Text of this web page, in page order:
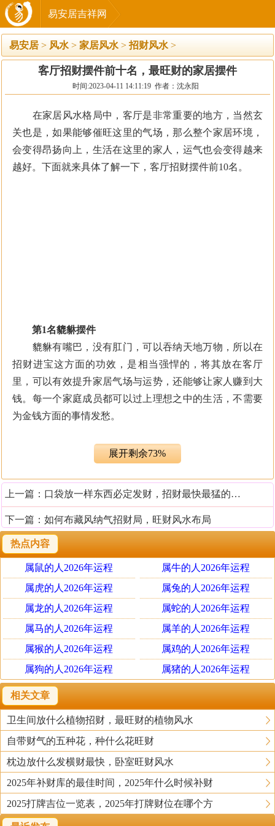
易安居吉祥网
易安居 > 风水 > 家居风水 >招财风水 >
客厅招财摆件前十名，最旺财的家居摆件
时间:2023-04-11 14:11:19 作者：沈永阳
在家居风水格局中，客厅是非常重要的地方，当然玄
关也是，如果能够催旺这里的气场，那么整个家居环境，
会变得昂扬向上，生活在这里的家人，运气也会变得越来
越好。下面就来具体了解一下，客厅招财摆件前10名。
第1名貔貅摆件
貔貅有嘴巴，没有肛门，可以吞纳天地万物，所以在
招财进宝这方面的功效，是相当强悍的，将其放在客厅
里，可以有效提升家居气场与运势，还能够让家人赚到大
钱。每一个家庭成员都可以过上理想之中的生活，不需要
为金钱方面的事情发愁。
第2名饕餮摆件
可能依然吃不饱，所以它能够招揽到源源不断的财气，还
可以让小家庭得到意料之外的钱财进账。举例来说，全家
人集体外出旅游的时候，可能会在路途之中捡到钱，或者
是遇到惊喜的赚钱机遇。
第3名金蟾摆件
在风水学中，一提到招财进宝的开运吉祥物，很多人
都会不约而同想到金蟾，所以在客厅中放置与其有关的摆
件，能够让全家人赚钱的能力变得愈发强悍。
第4名麒麟摆件
麒麟本身就是祥瑞之物，据说只要是看到它的人，都
可以一生富贵无忧，所以在客厅里放置麒麟摆件，自然能
够让家中的上班族，在职场中拥有更加出色的表现，可以
拿到更多工资。
第5名白菜摆件
白菜的谐音就是百财，寓意着家中的来财渠道会变得
很广，家中的上班族工资非常多，家中的孩子可以通过优
异的成绩拿到奖学金，至于家中的老人，可能也会在投资
展开剩余73%
上一篇： 口袋放一样东西必定发财，招财最快最猛的方法
下一篇： 如何布藏风纳气招财局，旺财风水布局
热点内容
属鼠的人2026年运程
属牛的人2026年运程
属虎的人2026年运程
属兔的人2026年运程
属龙的人2026年运程
属蛇的人2026年运程
属马的人2026年运程
属羊的人2026年运程
属猴的人2026年运程
属鸡的人2026年运程
属狗的人2026年运程
属猪的人2026年运程
相关文章
卫生间放什么植物招财，最旺财的植物风水
自带财气的五种花，种什么花旺财
枕边放什么发横财最快，卧室旺财风水
2025年补财库的最佳时间，2025年什么时候补财
2025打牌吉位一览表，2025年打牌财位在哪个方